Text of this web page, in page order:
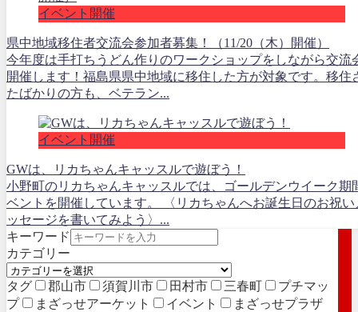
イベント開催
県中地域移住者交流会参加者募集！（11/20（木）開催）
今年度は手打ちうどん作りのワークショップをしながら交流
開催します！福島県県中地域に移住した方が対象です。移住
たばかりの方も、ベテラン...
イベント開催
GWは、リカちゃんキャッスルで遊ぼう！
小野町のリカちゃんキャッスルでは、ゴールデンウイーク期
ベントを開催しています。 〈リカちゃんへお誕生日のお祝い
ッセージを書いてみよう〉...
キーワード
カテゴリー
タグ 郡山市 須賀川市 田村市 三春町
プチマッ
プ
まざっせアーケット イベント
まざっせプラザ